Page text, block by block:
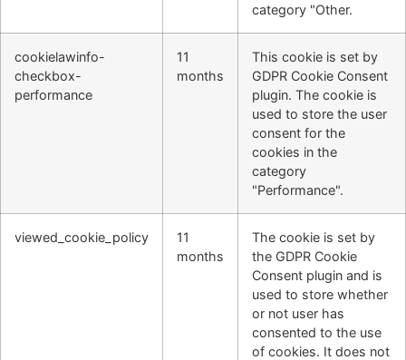
category "Other.
cookielawinfo-
checkbox-
performance
11
months
This cookie is set by
GDPR Cookie Consent
plugin. The cookie is
used to store the user
consent for the
cookies in the
category
"Performance".
viewed_cookie_policy
11
months
The cookie is set by
the GDPR Cookie
Consent plugin and is
used to store whether
or not user has
consented to the use
of cookies. It does not